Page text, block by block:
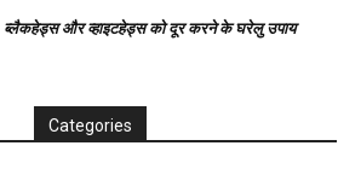
ब्लैकहेड्स और व्हाइटहेड्स को दूर करने के घरेलु उपाय
Categories